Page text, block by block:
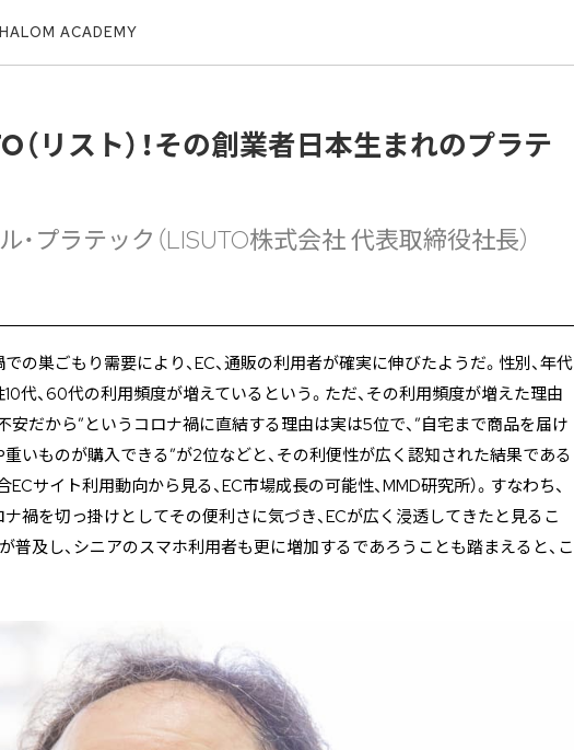
ACADEMY
リスト）！その創業者日本生まれのプラテ
プラテック（LISUTO株式会社 代表取締役社長）
の巣ごもり需要により、EC、通販の利用者が確実に伸びたようだ。性別、年代
代、60代の利用頻度が増えているという。ただ、その利用頻度が増えた理由
安だから”というコロナ禍に直結する理由は実は5位で、”自宅まで商品を届け
重いものが購入できる”が2位などと、その利便性が広く認知された結果である
ECサイト利用動向から見る、EC市場成長の可能性、MMD研究所）。すなわち、
禍を切っ掛けとしてその便利さに気づき、ECが広く浸透してきたと見るこ
普及し、シニアのスマホ利用者も更に増加するであろうことも踏まえると、こ